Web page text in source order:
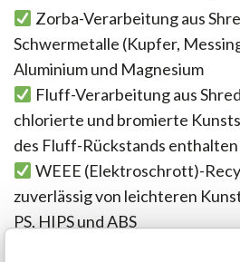
Zorba-Verarbeitung aus
Schwermetalle (Kupfer,
Aluminium und Magnesium
Fluff-Verarbeitung aus
chlorierte und bromierte
des Fluff-Rückstands enthalten
WEEE (Elektroschrott)-
zuverlässig von leichteren
PS, HIPS und ABS